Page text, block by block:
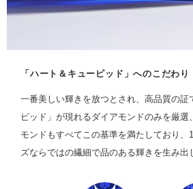
「ハート＆キューピッド」へのこだわり
一番美しい輝きを放つとされ、高品質の証
ピッド」が現れるダイアモンドのみを厳選
モンドもすべてこの基準を満たしており、
ズならではの繊細で品のある輝きを生み出